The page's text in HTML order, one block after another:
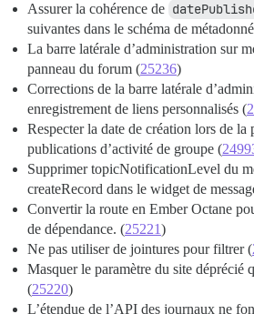
Assurer la cohérence de
suivantes dans le schéma de
La barre latérale d’administration sur
panneau du forum (25236)
Corrections de la barre latérale
enregistrement de liens personnalisés (
Respecter la date de création lors de la
publications d’activité de groupe (
Supprimer topicNotificationLevel du
createRecord dans le widget de
Convertir la route en Ember Octane
de dépendance. (25221)
Ne pas utiliser de jointures pour filtrer (
Masquer le paramètre du site déprécié
(25220)
L’étendue de l’API des journaux ne